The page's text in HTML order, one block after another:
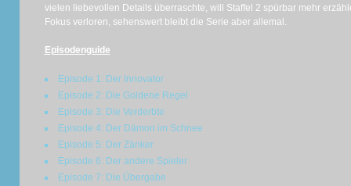
vielen liebevollen Details überraschte, will Staffel 2 spürbar mehr
Fokus verloren, sehenswert bleibt die Serie aber allemal.
Episodenguide
Episode 1: Der Innovator
Episode 2: Die Goldene Regel
Episode 3: Die Verderbte
Episode 4: Der Dämon im Schnee
Episode 5: Der Zänker
Episode 6: Der andere Spieler
Episode 7: Die Übergabe